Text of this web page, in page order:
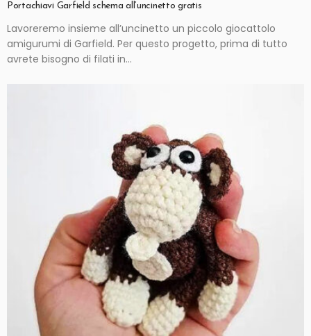
Portachiavi Garfield schema all’uncinetto gratis
Lavoreremo insieme all’uncinetto un piccolo giocattolo
amigurumi di Garfield. Per questo progetto, prima di tutto
avrete bisogno di filati in...